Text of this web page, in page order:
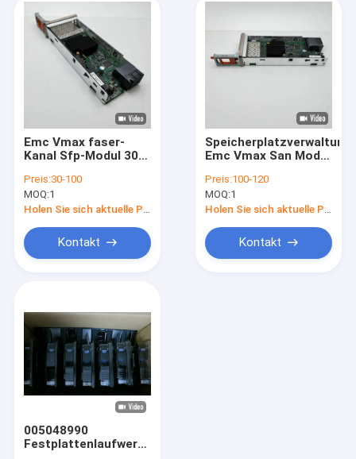
Speicher DELLS EMC VNX
Daten-Gebiet DELLS EMC
DELL EMC Powerstore
DELL EMC Isilon
DELL EMC Vmax
EMC Symmetrix DMX
DELL EMC VPLEX
DELL EMC AVAMAR
NETAPP FAS
Huawei-Serverspeicher
Emc Vmax faser-
Kanal Sfp-Modul 303-
Scheiben-Ersatz-4GB
4 Port
Preis:30-100
MOQ:1
Holen Sie sich aktuelle Preis
Kontakt
Speicherplatzverwaltung
Emc Vmax San Modul
Preis:100-120
MOQ:1
Holen Sie sich aktuelle Preis
Kontakt
005048990
Festplattenlaufwerk-